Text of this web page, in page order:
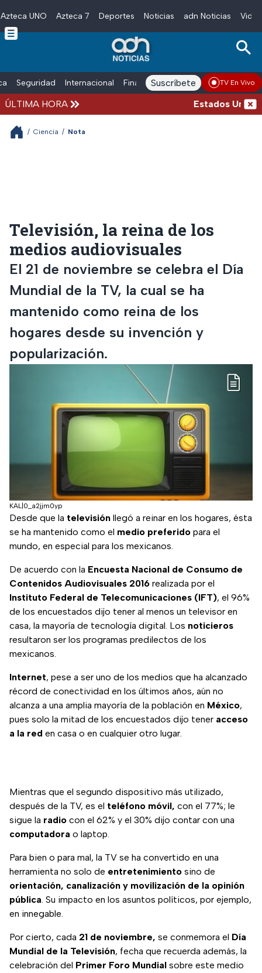
Skip to main content
Azteca UNO Azteca 7 Deportes Noticias adn Noticias
Seguridad Internacional Finanzas adn Noticias Radio
Suscríbete TV En Vivo
ÚLTIMA HORA Estados Unidos
/ Ciencia / Nota
Televisión, la reina de los
medios audiovisuales
El 21 de noviembre se celebra el Día
Mundial de la TV, la cual se ha
mantenido como reina de los
hogares desde su invención y
popularización.
KAL|0_a2jjm0yp
Desde que la televisión llegó a reinar en los hogares, ésta
se ha mantenido como el medio preferido para el
mundo, en especial para los mexicanos.
De acuerdo con la Encuesta Nacional de Consumo de
Contenidos Audiovisuales 2016 realizada por el
Instituto Federal de Telecomunicaciones (IFT), el 96%
de los encuestados dijo tener al menos un televisor en
casa, la mayoría de tecnología digital. Los noticieros
resultaron ser los programas predilectos de los
mexicanos.
Internet, pese a ser uno de los medios que ha alcanzado
récord de conectividad en los últimos años, aún no
alcanza a una amplia mayoría de la población en México,
pues solo la mitad de los encuestados dijo tener acceso
a la red en casa o en cualquier otro lugar.
Mientras que el segundo dispositivo más utilizado,
después de la TV, es el teléfono móvil, con el 77%; le
sigue la radio con el 62% y el 30% dijo contar con una
computadora o laptop.
Para bien o para mal, la TV se ha convertido en una
herramienta no solo de entretenimiento sino de
orientación, canalización y movilización de la opinión
pública. Su impacto en los asuntos políticos, por ejemplo,
en innegable.
Por cierto, cada 21 de noviembre, se conmemora el Día
Mundial de la Televisión, fecha que recuerda además, la
celebración del Primer Foro Mundial sobre este medio